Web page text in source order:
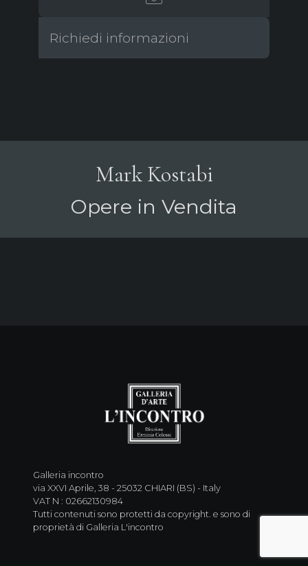
Richiedi informazioni
Mark Kostabi
Opere in Vendita
Galleria incontro
via XXVI Aprile, 38 - 25032 CHIARI (BS) - Italy
VAT N : 02662130984
Tutti contenuti sono protetti da copyright. e sono di
proprietà di Galleria L'incontro